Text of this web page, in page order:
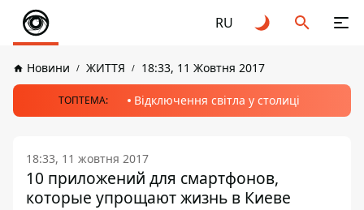
RU
Новини ЖИТТЯ 18:33, 11 Жовтня 2017
ТОПТЕМА: Відключення світла у столиці
18:33, 11 жовтня 2017
10 приложений для смартфонов,
которые упрощают жизнь в Киеве